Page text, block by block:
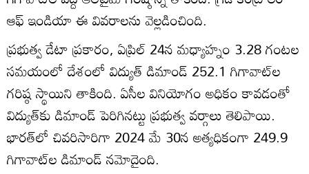
ఆఫ్ ఇండియా ఈ వివరాలను వెల్లడించింది.
ప్రభుత్వ డేటా ప్రకారం, ఏప్రిల్ 24న మధ్యాహ్నం 3.28 గంటల
సమయంలో దేశంలో విద్యుత్ డిమాండ్ 252.1 గిగావాట్‌ల
గరిష్ఠ స్థాయిని తాకింది. ఏసీల వినియోగం అధికం కావడంతో
విద్యుత్‌కు డిమాండ్ పెరిగినట్టు ప్రభుత్వ వర్గాలు తెలిపాయి.
భారత్‌లో చివరిసారిగా 2024 మే 30న అత్యధికంగా 249.9
గిగావాట్‌ల డిమాండ్ నమోదైంది.